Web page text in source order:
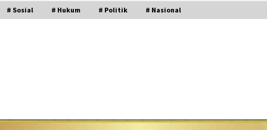
# Sosial # Hukum # Politik # Nasional